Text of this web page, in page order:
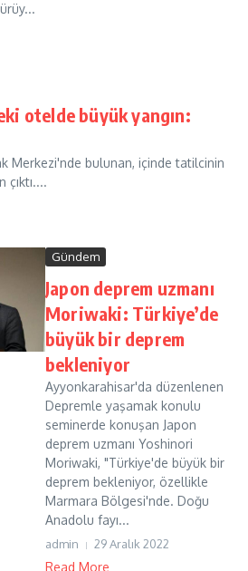
otelde büyük yangın:
Merkezi'nde bulunan, içinde tatilcinin
Gündem
Japon deprem uzmanı
Moriwaki: Türkiye’de
büyük bir deprem
bekleniyor
Ayyonkarahisar'da düzenlenen
Depremle yaşamak konulu
seminerde konuşan Japon
deprem uzmanı Yoshinori
Moriwaki, "Türkiye'de büyük bir
deprem bekleniyor, özellikle
Marmara Bölgesi'nde. Doğu
Anadolu fayı...
admin 29 Aralık 2022
Read More